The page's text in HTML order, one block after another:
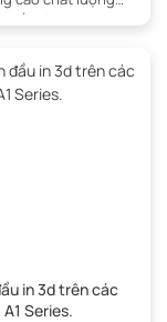
tiết cách vệ sinh bộ
in 3d trên các
Series.